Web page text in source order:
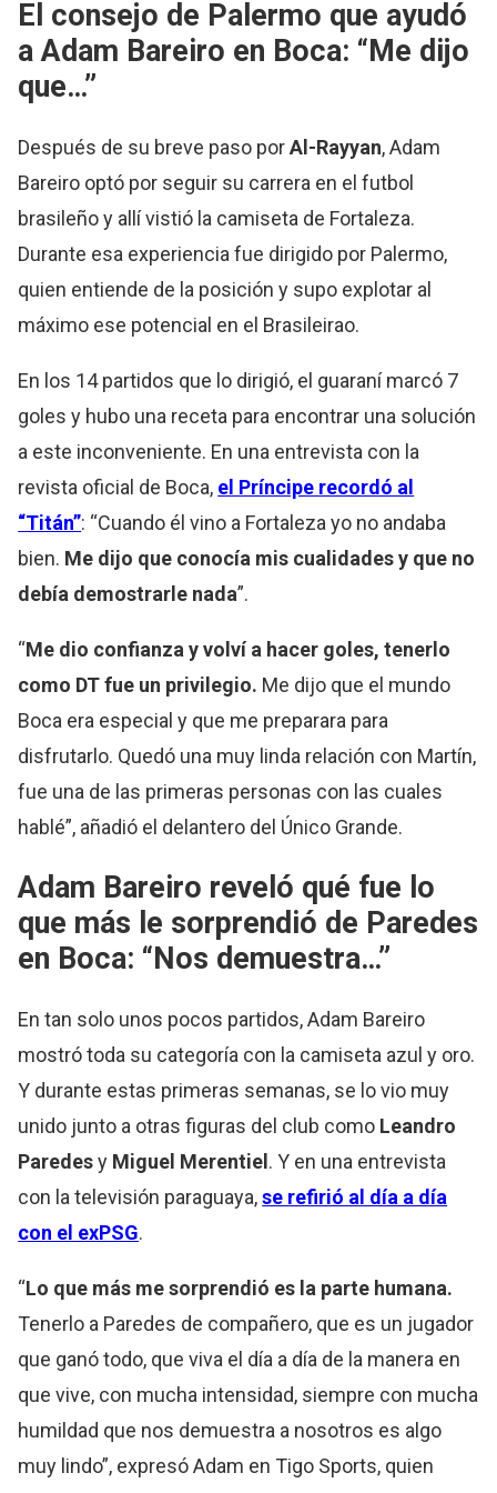
El consejo de Palermo que ayudó
a Adam Bareiro en Boca: “Me dijo
que…”
Después de su breve paso porAl-Rayyan, Adam
Bareiro optó por seguir su carrera en el futbol
brasileño y allí vistió la camiseta de Fortaleza.
Durante esa experiencia fue dirigido por Palermo,
quien entiende de la posición y supo explotar al
máximo ese potencial en el Brasileirao.
En los 14 partidos que lo dirigió, el guaraní marcó 7
goles y hubo una receta para encontrar una solución
a este inconveniente. En una entrevista con la
revista oficial de Boca, el Príncipe recordó al
“Titán”: “Cuando él vino a Fortaleza yo no andaba
bien. Me dijo que conocía mis cualidades y que no
debía demostrarle nada”.
“Me dio confianza y volví a hacer goles, tenerlo
como DT fue un privilegio. Me dijo que el mundo
Boca era especial y que me preparara para
disfrutarlo. Quedó una muy linda relación con Martín,
fue una de las primeras personas con las cuales
hablé”, añadió el delantero del Único Grande.
Adam Bareiro reveló qué fue lo
que más le sorprendió de Paredes
en Boca: “Nos demuestra…”
En tan solo unos pocos partidos, Adam Bareiro
mostró toda su categoría con la camiseta azul y oro.
Y durante estas primeras semanas, se lo vio muy
unido junto a otras figuras del club como Leandro
Paredesy Miguel Merentiel. Y en una entrevista
con la televisión paraguaya,se refirió al día a día
con el exPSG.
“Lo que más me sorprendió es la parte humana.
Tenerlo a Paredes de compañero, que es un jugador
que ganó todo, que viva el día a día de la manera en
que vive, con mucha intensidad, siempre con mucha
humildad que nos demuestra a nosotros es algo
muy lindo”, expresó Adam en Tigo Sports, quien